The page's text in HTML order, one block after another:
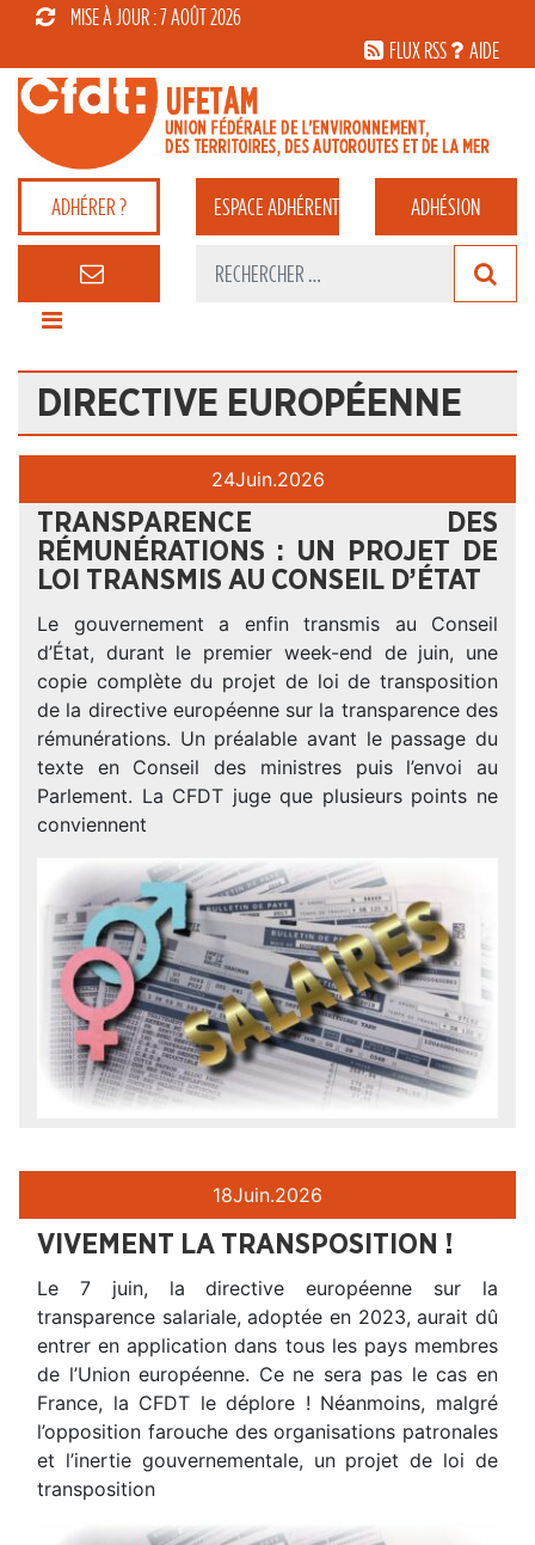
MISE À JOUR : 7 AOÛT 2026
FLUX RSS
AIDE
ADHÉRER ? ESPACEADHÉRENT ADHÉSION
DIRECTIVE EUROPÉENNE
24Juin.2026
TRANSPARENCE DES
RÉMUNÉRATIONS : UN PROJET DE
LOI TRANSMIS AU CONSEIL D’ÉTAT
Le gouvernement a enfin transmis au Conseil
d’État, durant le premier week-end de juin, une
copie complète du projet de loi de transposition
de la directive européenne sur la transparence des
rémunérations. Un préalable avant le passage du
texte en Conseil des ministres puis l’envoi au
Parlement. La CFDT juge que plusieurs points ne
conviennent
18Juin.2026
VIVEMENT LA TRANSPOSITION !
Le 7 juin, la directive européenne sur la
transparence salariale, adoptée en 2023, aurait dû
entrer en application dans tous les pays membres
de l’Union européenne. Ce ne sera pas le cas en
France, la CFDT le déplore ! Néanmoins, malgré
l’opposition farouche des organisations patronales
et l’inertie gouvernementale, un projet de loi de
transposition